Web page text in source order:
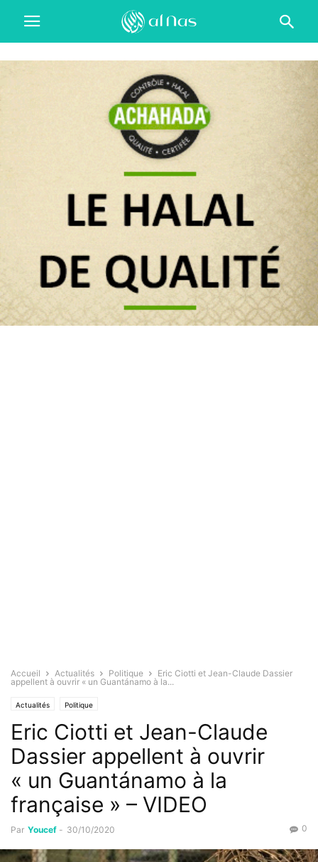
Accueil Actualités Politique
Eric Ciotti et Jean-Claude Dassier
appellent à ouvrir « un Guantánamo à la...
Actualités Politique
Eric Ciotti et Jean-Claude
Dassier appellent à ouvrir
« un Guantánamo à la
française » – VIDEO
Par Youcef - 30/10/2020 0